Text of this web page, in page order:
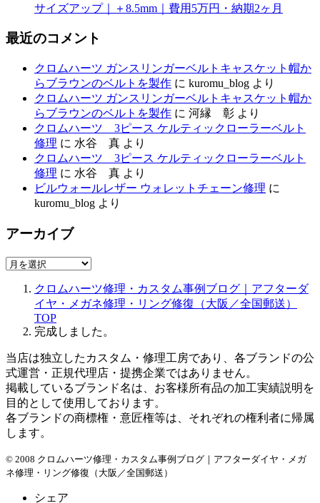
サイズアップ｜＋8.5mm｜費用5万円・納期2ヶ月
最近のコメント
クロムハーツ ガンスリンガーベルトキャスケット帽か
らブラウンのベルトを製作 に kuromu_blog より
クロムハーツ ガンスリンガーベルトキャスケット帽か
らブラウンのベルトを製作 に 河縁 彰 より
クロムハーツ 3ピース ケルティックローラーベルト
修理 に 水谷 真 より
クロムハーツ 3ピース ケルティックローラーベルト
修理 に 水谷 真 より
ビルウォールレザー ウォレットチェーン修理 に
kuromu_blog より
アーカイブ
ア
クロムハーツ修理・カスタム事例ブログ｜アフターダ
イヤ・メガネ修理・リング修復（大阪／全国郵送）
TOP
完成しました。
当店は独立したカスタム・修理工房であり、各ブランドの公
式運営・正規代理店・提携企業ではありません。
掲載しているブランド名は、お客様所有品の加工実績説明を
目的として使用しております。
各ブランドの商標権・意匠権等は、それぞれの権利者に帰属
します。
© 2008 クロムハーツ修理・カスタム事例ブログ｜アフターダイヤ・メガ
ネ修理・リング修復（大阪／全国郵送）
シェア